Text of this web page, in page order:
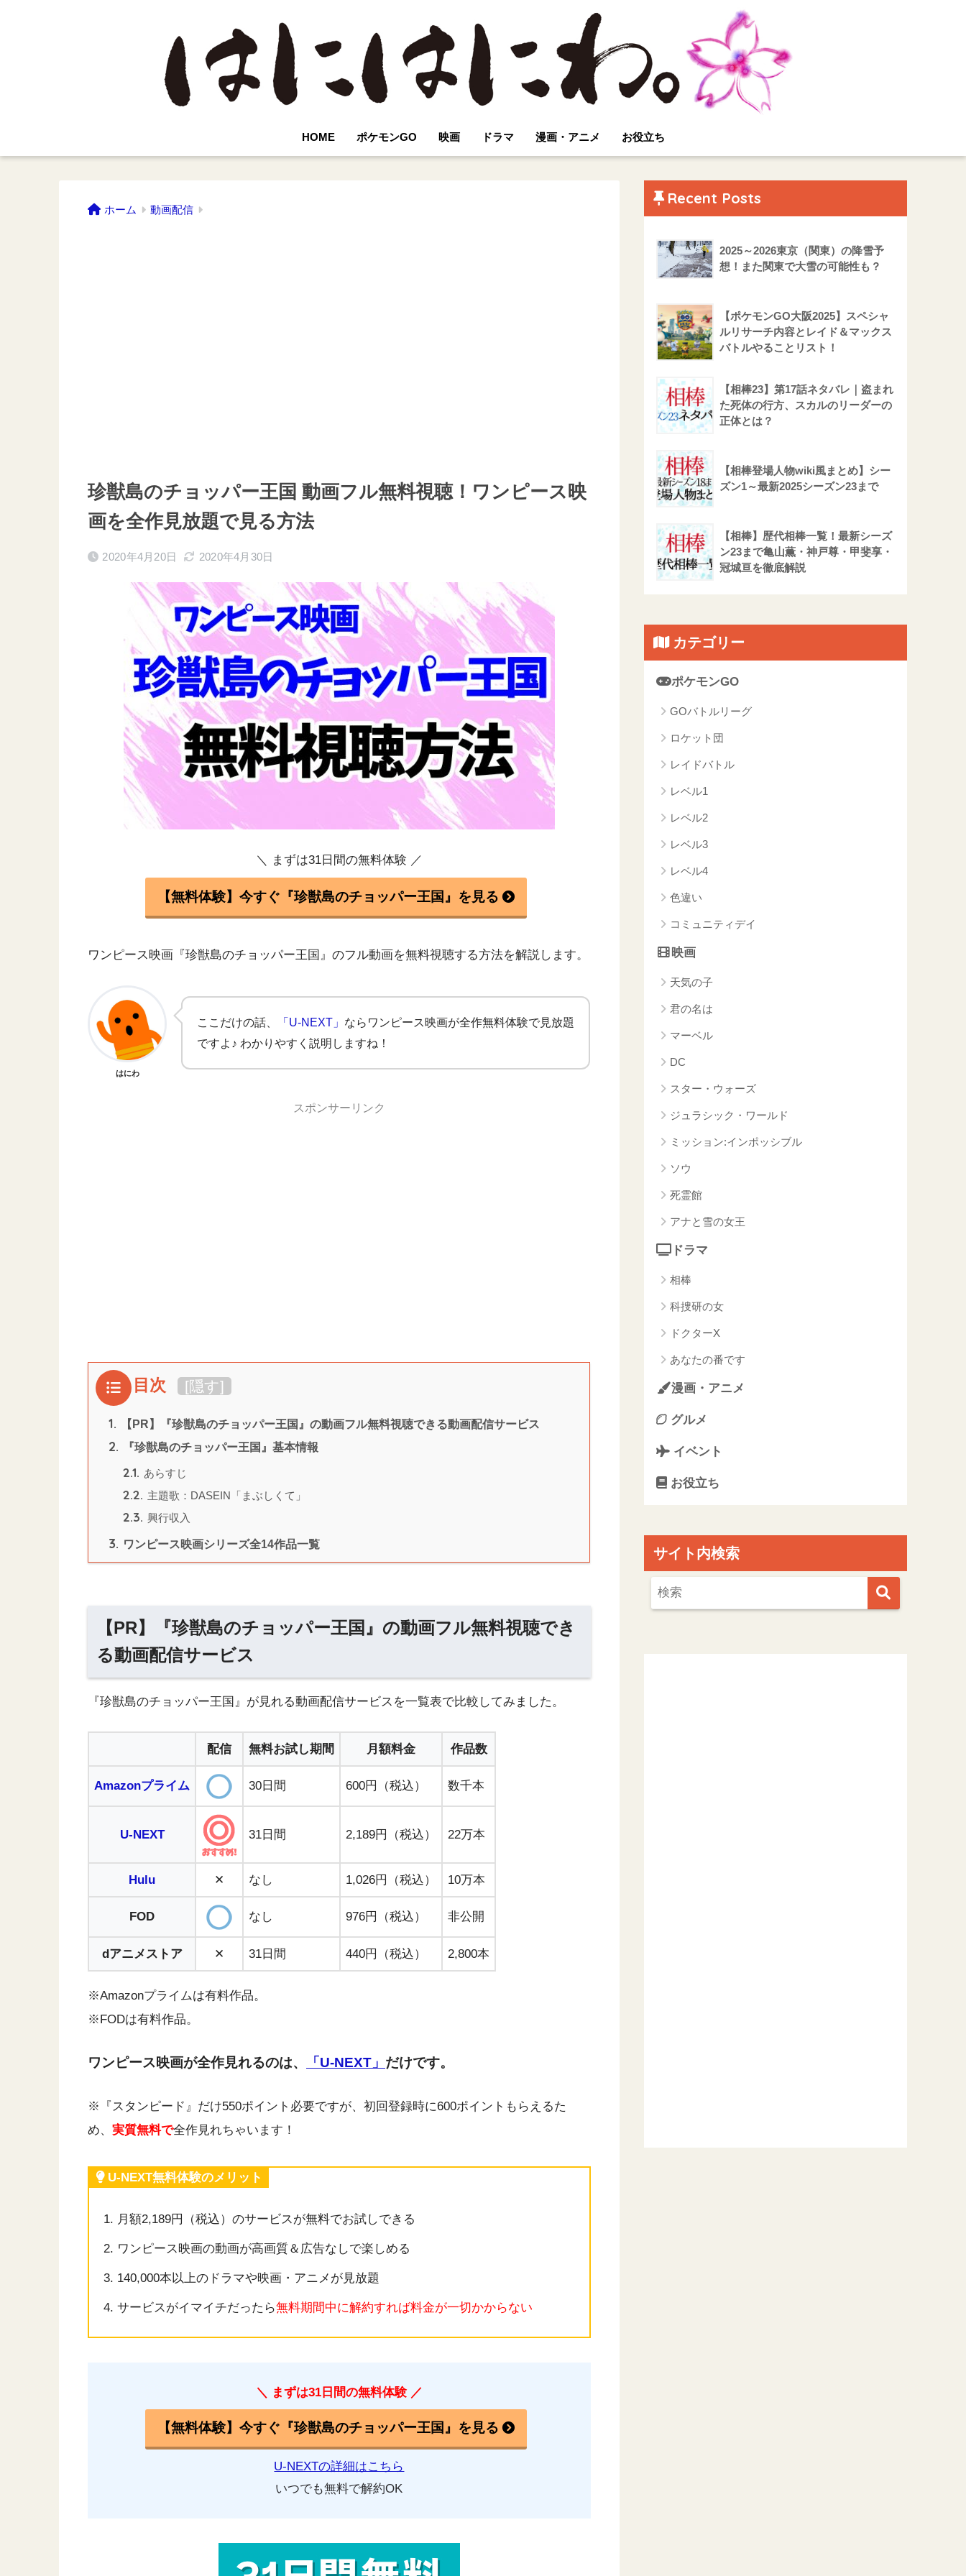
HOME ポケモンGO 映画 ドラマ 漫画・アニメ お役立ち
ホーム 動画配信
珍獣島のチョッパー王国 動画フル無料視聴！ワンピース映
画を全作見放題で見る方法
2020年4月20日 2020年4月30日
＼ まずは31日間の無料体験 ／
【無料体験】今すぐ『珍獣島のチョッパー王国』を見る
ワンピース映画『珍獣島のチョッパー王国』のフル動画を無料視聴する方法を解説します。
はにわ
ここだけの話、 「U-NEXT」 ならワンピース映画が全作無料体験で見放題
ですよ♪ わかりやすく説明しますね！
スポンサーリンク
目次 [隠す]
1. 【PR】『珍獣島のチョッパー王国』の動画フル無料視聴できる動画配信サービス
2. 『珍獣島のチョッパー王国』基本情報
2.1. あらすじ
2.2. 主題歌：DASEIN「まぶしくて」
2.3. 興行収入
3. ワンピース映画シリーズ全14作品一覧
【PR】『珍獣島のチョッパー王国』の動画フル無料視聴でき
る動画配信サービス
『珍獣島のチョッパー王国』が見れる動画配信サービスを一覧表で比較してみました。
配信 無料お試し期間 月額料金 作品数
Amazonプライム 30日間 600円（税込） 数千本
U-NEXT 31日間 2,189円（税込） 22万本
Hulu ✕ なし 1,026円（税込） 10万本
FOD なし 976円（税込） 非公開
dアニメストア ✕ 31日間 440円（税込） 2,800本
※Amazonプライムは有料作品。
※FODは有料作品。
ワンピース映画が全作見れるのは、 「U-NEXT」 だけです。
※『スタンピード』だけ550ポイント必要ですが、初回登録時に600ポイントもらえるた
め、 実質無料で全作見れちゃいます！
U-NEXT無料体験のメリット
月額2,189円（税込）のサービスが無料でお試しできる
ワンピース映画の動画が高画質＆広告なしで楽しめる
140,000本以上のドラマや映画・アニメが見放題
サービスがイマイチだったら無料期間中に解約すれば料金が一切かからない
＼ まずは31日間の無料体験 ／
【無料体験】今すぐ『珍獣島のチョッパー王国』を見る
U-NEXTの詳細はこちら
いつでも無料で解約OK
Recent Posts
2025～2026東京（関東）の降雪予
想！また関東で大雪の可能性も？
【ポケモンGO大阪2025】スペシャ
ルリサーチ内容とレイド＆マックス
バトルやることリスト！
【相棒23】第17話ネタバレ｜盗まれ
た死体の行方、スカルのリーダーの
正体とは？
【相棒登場人物wiki風まとめ】シー
ズン1～最新2025シーズン23まで
【相棒】歴代相棒一覧！最新シーズ
ン23まで亀山薫・神戸尊・甲斐享・
冠城亘を徹底解説
カテゴリー
ポケモンGO
GOバトルリーグ
ロケット団
レイドバトル
レベル1
レベル2
レベル3
レベル4
色違い
コミュニティデイ
映画
天気の子
君の名は
マーベル
DC
スター・ウォーズ
ジュラシック・ワールド
ミッション:インポッシブル
ソウ
死霊館
アナと雪の女王
ドラマ
相棒
科捜研の女
ドクターX
あなたの番です
漫画・アニメ
グルメ
イベント
お役立ち
サイト内検索